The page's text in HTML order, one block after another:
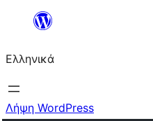
Μετάβαση
περιεχόμενο
Ελληνικά
Λήψη WordPress